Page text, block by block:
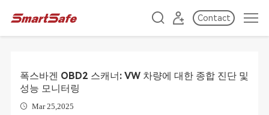
Contact
폭스바겐 OBD2 스캐너: VW 차량에 대한 종합 진단 및
성능 모니터링
Mar 25,2025